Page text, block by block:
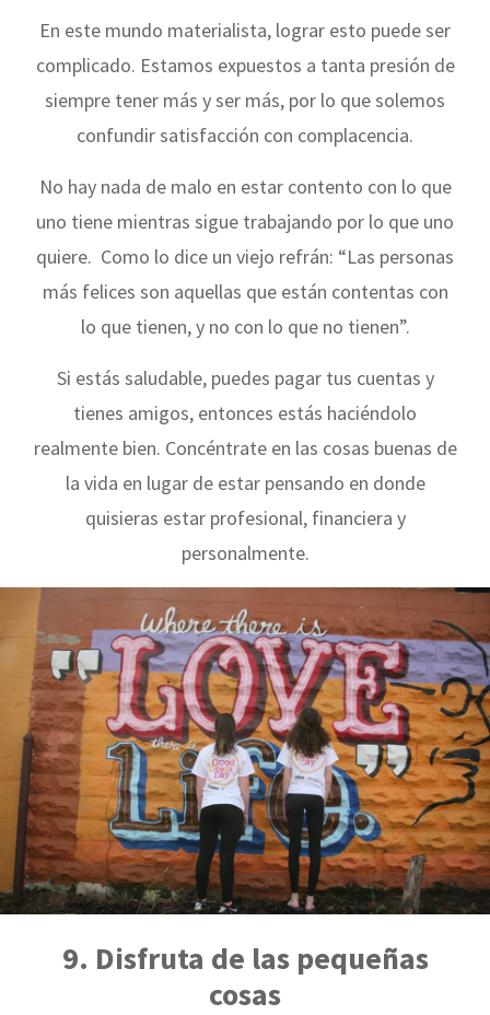
En este mundo materialista, lograr esto puede ser
complicado. Estamos expuestos a tanta presión de
siempre tener más y ser más, por lo que solemos
confundir satisfacción con complacencia.
No hay nada de malo en estar contento con lo que
uno tiene mientras sigue trabajando por lo que uno
quiere. Como lo dice un viejo refrán: “Las personas
más felices son aquellas que están contentas con
lo que tienen, y no con lo que no tienen”.
Si estás saludable, puedes pagar tus cuentas y
tienes amigos, entonces estás haciéndolo
realmente bien. Concéntrate en las cosas buenas de
la vida en lugar de estar pensando en donde
quisieras estar profesional, financiera y
personalmente.
9. Disfruta de las pequeñas
cosas